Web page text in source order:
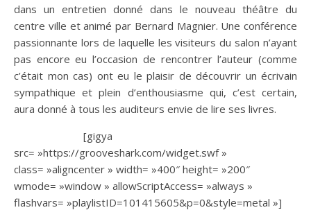
dans un entretien donné dans le nouveau théâtre du
centre ville et animé par Bernard Magnier. Une conférence
passionnante lors de laquelle les visiteurs du salon n’ayant
pas encore eu l’occasion de rencontrer l’auteur (comme
c’était mon cas) ont eu le plaisir de découvrir un écrivain
sympathique et plein d’enthousiasme qui, c’est certain,
aura donné à tous les auditeurs envie de lire ses livres.
[gigya
src= »https://grooveshark.com/widget.swf »
class= »aligncenter » width= »400″ height= »200″
wmode= »window » allowScriptAccess= »always »
flashvars= »playlistID=101415605&p=0&style=metal »]